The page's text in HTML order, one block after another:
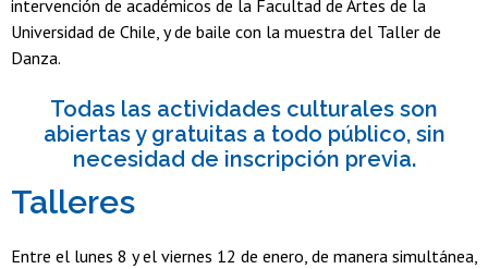
intervención de académicos de la Facultad de Artes de la
Universidad de Chile, y de baile con la muestra del Taller de
Danza.
Todas las actividades culturales son
abiertas y gratuitas a todo público, sin
necesidad de inscripción previa.
Talleres
Entre el lunes 8 y el viernes 12 de enero, de manera simultánea,